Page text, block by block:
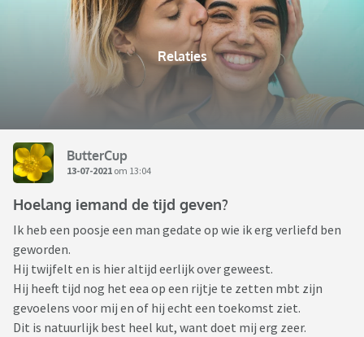
Relaties
ButterCup
13-07-2021 om 13:04
Hoelang iemand de tijd geven?
Ik heb een poosje een man gedate op wie ik erg verliefd ben
geworden.
Hij twijfelt en is hier altijd eerlijk over geweest.
Hij heeft tijd nog het eea op een rijtje te zetten mbt zijn
gevoelens voor mij en of hij echt een toekomst ziet.
Dit is natuurlijk best heel kut, want doet mij erg zeer.